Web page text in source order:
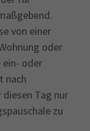
von einer
oder
oder
nach
Tag nur
zu